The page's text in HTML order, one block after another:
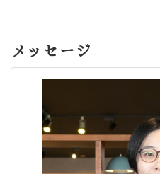
メッセージ